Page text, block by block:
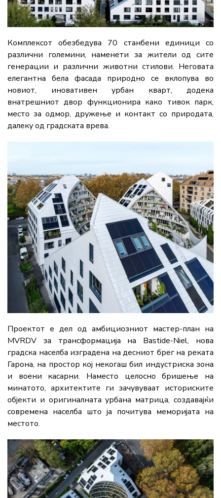
Комплексот обезбедува 70 станбени единици со
различни големини, наменети за жители од сите
генерации и различни животни стилови. Неговата
елегантна бела фасада природно се вклопува во
новиот, иновативен урбан кварт, додека
внатрешниот двор функционира како тивок парк,
место за одмор, дружење и контакт со природата,
далеку од градската врева.
Проектот е дел од амбициозниот мастер-план на
MVRDV за трансформација на Bastide-Niel, нова
градска населба изградена на десниот брег на реката
Гарона, на простор кој некогаш бил индустриска зона
и воени касарни. Наместо целосно бришење на
минатото, архитектите ги зачувуваат историските
објекти и оригиналната урбана матрица, создавајќи
современа населба што ја почитува меморијата на
местото.